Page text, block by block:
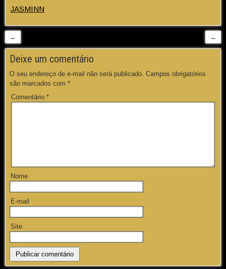
JASMINN
← →
Deixe um comentário
O seu endereço de e-mail não será publicado. Campos obrigatórios
são marcados com *
Comentário *
Nome
E-mail
Site